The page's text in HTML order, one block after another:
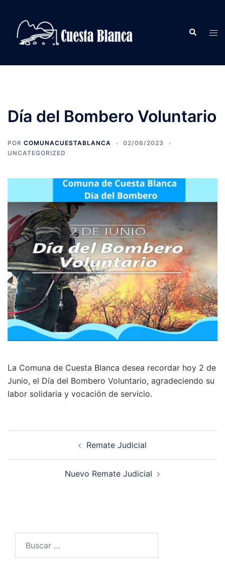
contenido
Buscar
Día del Bombero Voluntario
POR COMUNACUESTABLANCA
02/06/2023
UNCATEGORIZED
La Comuna de Cuesta Blanca desea recordar hoy 2 de
Junio, el Día del Bombero Voluntario, agradeciendo su
labor solidaria y vocación de servicio.
Remate Judicial
Nuevo Remate Judicial